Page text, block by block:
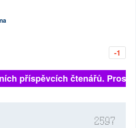
-1
příspěvcích čtenářů.
2597